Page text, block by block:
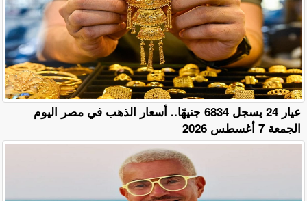
عيار 24 يسجل 6834 جنيهًا.. أسعار الذهب في مصر اليوم
الجمعة 7 أغسطس 2026